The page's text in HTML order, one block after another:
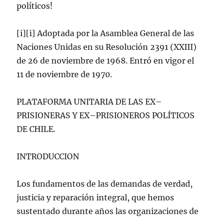
políticos!
[i][i] Adoptada por la Asamblea General de las
Naciones Unidas en su Resolución 2391 (XXIII)
de 26 de noviembre de 1968. Entró en vigor el
11 de noviembre de 1970.
PLATAFORMA UNITARIA DE LAS EX–
PRISIONERAS Y EX–PRISIONEROS POLÍTICOS
DE CHILE.
INTRODUCCION
Los fundamentos de las demandas de verdad,
justicia y reparación integral, que hemos
sustentado durante años las organizaciones de